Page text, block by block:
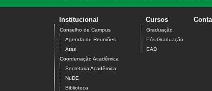
Institucional
Conselho de Campus
Agenda de Reuniões
Atas
Coordenação Acadêmica
Secretaria Acadêmica
NuDE
Biblioteca
Cursos
Graduação
Pós-Graduação
EAD